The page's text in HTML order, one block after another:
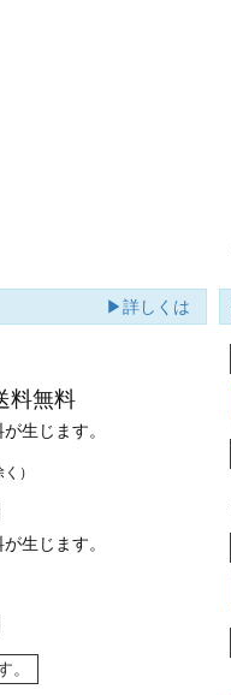
▶詳しくは
料無料
生じます。
）
生じます。
。